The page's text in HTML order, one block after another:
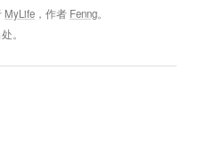
MyLife ，作者 Fenng。
。